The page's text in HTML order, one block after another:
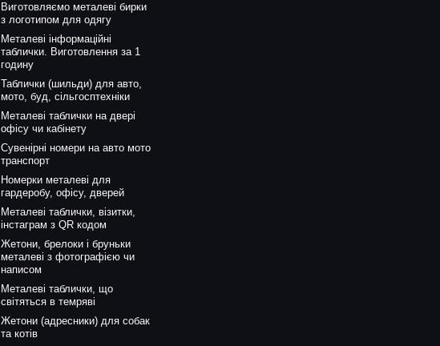
Виготовляємо металеві бирки
з логотипом для одягу
Металеві інформаційні
таблички. Виготовлення за 1
годину
Таблички (шильди) для авто,
мото, буд, сільгосптехніки
Металеві таблички на двері
офісу чи кабінету
Сувенірні номери на авто мото
транспорт
Номерки металеві для
гардеробу, офісу, дверей
Металеві таблички, візитки,
інстаграм з QR кодом
Жетони, брелоки і бруньки
металеві з фотографією чи
написом
Металеві таблички, що
світяться в темряві
Жетони (адресники) для собак
та котів